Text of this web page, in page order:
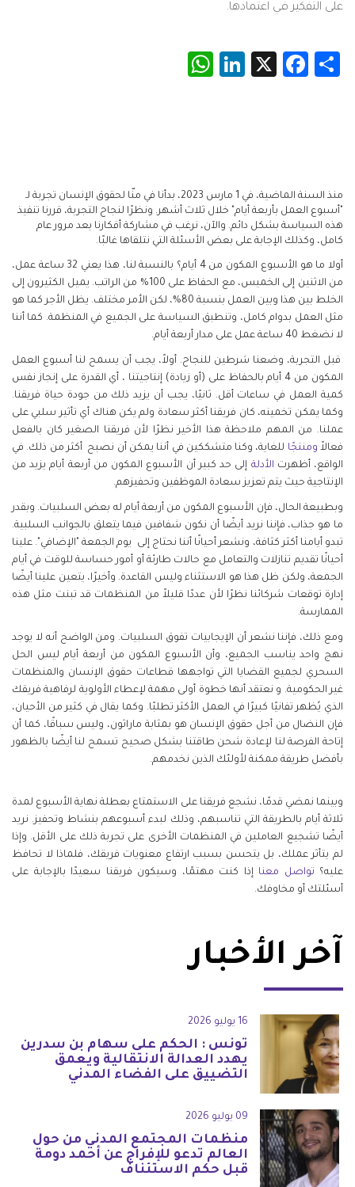
على التفكير في اعتمادها.
Share
Facebook
X
LinkedIn
منذ السنة الماضية، في 1 مارس 2023، بدأنا في منّا لحقوق الإنسان تجربة لـ
"أسبوع العمل بأربعة أيام" خلال ثلاث أشهر. ونظرًا لنجاح التجربة، قررنا تنفيذ
هذه السياسة بشكل دائم. والآن، نرغب في مشاركة أفكارنا بعد مرور عام
كامل، وكذلك الإجابة على بعض الأسئلة التي نتلقاها غالبًا.
أولا ما هو الأسبوع المكون من 4 أيام؟ بالنسبة لنا، هذا يعني 32 ساعة عمل،
من الاثنين إلى الخميس، مع الحفاظ على 100% من الراتب. يميل الكثيرون إلى
الخلط بين هذا وبين العمل بنسبة 80%، لكن الأمر مختلف. يظل الأجر كما هو
مثل العمل بدوام كامل، وتنطبق السياسة على الجميع في المنظمة. كما أننا
لا نضغط 40 ساعة عمل على مدار أربعة أيام.
قبل التجربة، وضعنا شرطين للنجاح. أولاً، يجب أن يسمح لنا أسبوع العمل
المكون من 4 أيام بالحفاظ على (أو زيادة) إنتاجيتنا ، أي القدرة على إنجاز نفس
كمية العمل في ساعات أقل. ثانيًا، يجب أن يزيد ذلك من جودة حياة فريقنا.
وكما يمكن تخمينه، كان فريقنا أكثر سعادة ولم يكن هناك أي تأثير سلبي على
عملنا. من المهم ملاحظة هذا الأخير نظرًا لأن فريقنا الصغير كان بالفعل
فعالاً ومنتجًا للغاية، وكنا متشككين في أننا يمكن أن نصبح أكثر من ذلك. في
الواقع، أظهرت الأدلة إلى حد كبير أن الأسبوع المكون من أربعة أيام يزيد من
الإنتاجية حيث يتم تعزيز سعادة الموظفين وتحفيزهم.
وبطبيعة الحال، فإن الأسبوع المكون من أربعة أيام له بعض السلبيات. وبقدر
ما هو جذاب، فإننا نريد أيضًا أن نكون شفافين فيما يتعلق بالجوانب السلبية.
تبدو أيامنا أكثر كثافة، ونشعر أحيانًا أننا نحتاج إلى يوم الجمعة "الإضافي". علينا
أحيانًا تقديم تنازلات والتعامل مع حالات طارئة أو أمور حساسة للوقت في أيام
الجمعة، ولكن ظل هذا هو الاستثناء وليس القاعدة. وأخيرًا، يتعين علينا أيضًا
إدارة توقعات شركائنا نظرًا لأن عددًا قليلاً من المنظمات قد تبنت مثل هذه
الممارسة.
ومع ذلك، فإننا نشعر أن الإيجابيات تفوق السلبيات. ومن الواضح أنه لا يوجد
نهج واحد يناسب الجميع، وأن الأسبوع المكون من أربعة أيام ليس الحل
السحري لجميع القضايا التي تواجهها قطاعات حقوق الإنسان والمنظمات
غير الحكومية. و نعتقد أنها خطوة أولى مهمة لإعطاء الأولوية لرفاهية فريقك
الذي يُظهر تفانيًا كبيرًا في العمل الأكثر تطلبًا. وكما يقال في كثير من الأحيان،
فإن النضال من أجل حقوق الإنسان هو بمثابة ماراثون، وليس سباقًا، كما أن
إتاحة الفرصة لنا لإعادة شحن طاقتنا بشكل صحيح تسمح لنا أيضًا بالظهور
بأفضل طريقة ممكنة لأولئك الذين نخدمهم.
وبينما نمضي قدمًا، نشجع فريقنا على الاستمتاع بعطلة نهاية الأسبوع لمدة
ثلاثة أيام بالطريقة التي تناسبهم، وذلك لبدء أسبوعهم بنشاط وتحفيز. نريد
أيضًا تشجيع العاملين في المنظمات الأخرى على تجربة ذلك على الأقل. وإذا
لم يتأثر عملك، بل يتحسن بسبب ارتفاع معنويات فريقك، فلماذا لا تحافظ
عليه؟ تواصل معنا إذا كنت مهتمًا، وسيكون فريقنا سعيدًا بالإجابة على
أسئلتك أو مخاوفك.
آخر الأخبار
16 يوليو 2026
تونس : الحكم على سهام بن سدرين
يهدد العدالة الانتقالية ويعمق
التضييق على الفضاء المدني
09 يوليو 2026
منظمات المجتمع المدني من حول
العالم تدعو للإفراج عن أحمد دومة
قبل حكم الاستئناف